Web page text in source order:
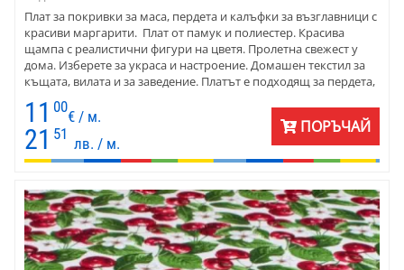
Плат за покривки за маса, пердета и калъфки за възглавници с
красиви маргарити. Плат от памук и полиестер. Красива
щампа с реалистични фигури на цветя. Пролетна свежест у
дома. Изберете за украса и настроение. Домашен текстил за
къщата, вилата и за заведение. Платът е подходящ за пердета,
покривки, карета и тишлайфери, калъфки за декоративни
възглавници. Комбинирайте с едноцветни ярки петна в
зелено и жълто. Цветовете са прекрасно съчетани с фигурите
на щампата. Комбинирайте смело с класическо обзавеждане
от дърво.
11 00
€ / м.
21 51
лв. / м.
ПОРЪЧАЙ